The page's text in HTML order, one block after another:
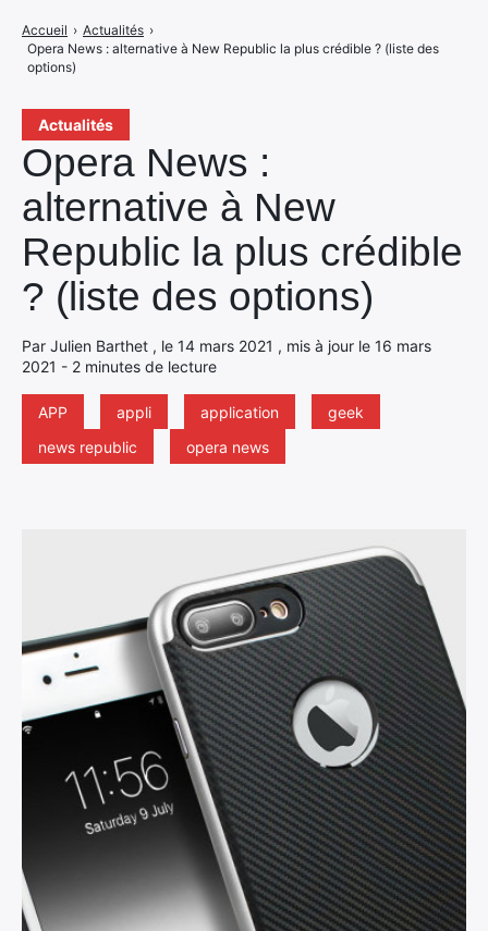
Actualités
Opera News :
alternative à New
Republic la plus crédible
? (liste des options)
Par Julien Barthet , le 14 mars 2021 , mis à jour le 16 mars
2021 - 2 minutes de lecture
APP appli application
geek
news republic
opera news
Accueil › Actualités ›
Opera News : alternative à New Republic la plus crédible ? (liste des
options)